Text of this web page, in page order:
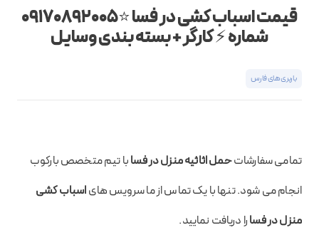
قیمت اسباب کشی در فسا ⭐09170892005
شماره ⚡️ کارگر + بسته بندی وسایل
باربری های فارس
تمامی سفارشاتحمل اثاثیه منزل در فسابا تیم متخصص بارکوب
انجام می شود. تنها با یک تماس از ما سرویس هایاسباب کشی
منزل در فسارا دریافت نمایید.